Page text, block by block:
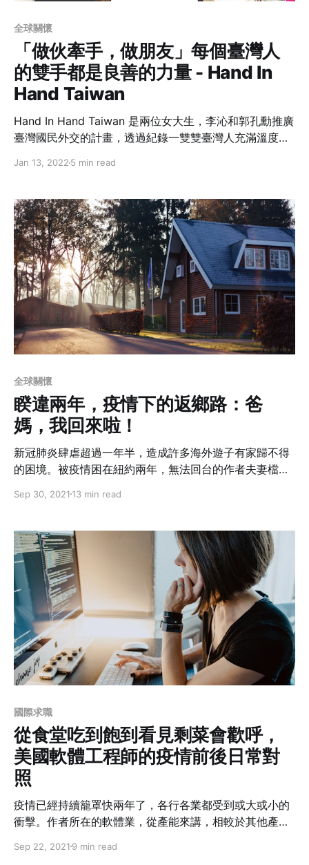
全球關懷
「做伙牽手，做朋友」每個臺灣人
的雙手都是良善的力量 - Hand In
Hand Taiwan
Hand In Hand Taiwan 是兩位女大生，李沁和郭孔勳推廣
臺灣國民外交的計畫，透過紀錄一雙雙臺灣人充滿溫度與
Jan 13, 2022 5 min read
全球關懷
睽違兩年，疫情下的返鄉路：爸
媽，我回來啦！
新冠肺炎肆虐超過一年半，造成許多海外遊子有家歸不得
的困境。被疫情困在紐約兩年，無法回台的作者夫妻檔，
康，也為了不成為潛在的社會風險負擔，疫情之下的移動
Sep 30, 2021 13 min read
國際求職
從食堂吃到飽到看見剩菜會歡呼，
美國軟體工程師的疫情前後日常對
照
疫情已經持續籠罩快兩年了，各行各業都受到或大或小的
衝擊。作者所在的軟體業，從產能來講，相較於其他產業
有筆電、有網路，基本上到處都可以工作。也因此，往好
Sep 22, 2021 9 min read